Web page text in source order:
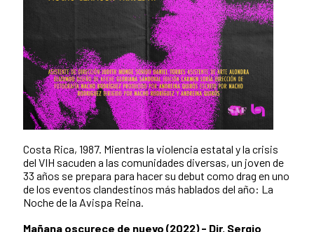
Costa Rica, 1987. Mientras la violencia estatal y la crisis
del VIH sacuden a las comunidades diversas, un joven de
33 años se prepara para hacer su debut como drag en uno
de los eventos clandestinos más hablados del año: La
Noche de la Avispa Reina.
Mañana oscurece de nuevo (2022) - Dir. Sergio